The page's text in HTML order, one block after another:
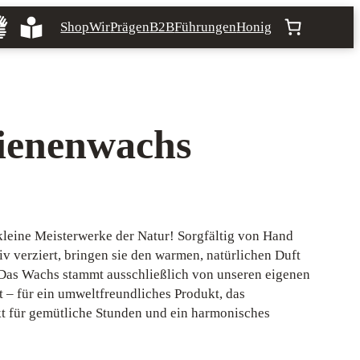
ShopWirPrägenB2BFührungenHonig
Meisterwerke der Natur! Sorgfältig von Hand
verziert, bringen sie den warmen, natürlichen Duft
Wachs stammt ausschließlich von unseren eigenen
für ein umweltfreundliches Produkt, das
gemütliche Stunden und ein harmonisches